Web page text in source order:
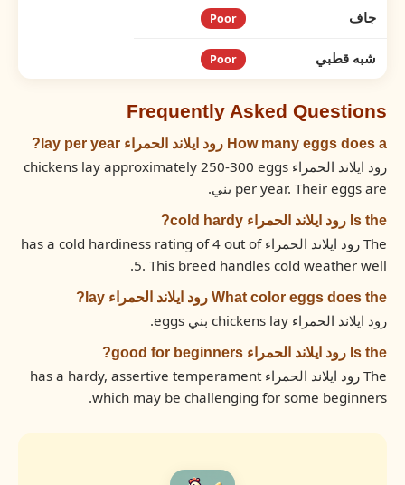
جاف Poor
شبه قطبي Poor
Frequently Asked Questions
How many eggs does a رود ايلاند الحمراء lay per year?
رود ايلاند الحمراء chickens lay approximately 250-300 eggs
per year. Their eggs are بني.
Is the رود ايلاند الحمراء cold hardy?
The رود ايلاند الحمراء has a cold hardiness rating of 4 out of
5. This breed handles cold weather well.
What color eggs does the رود ايلاند الحمراء lay?
رود ايلاند الحمراء chickens lay بني eggs.
Is the رود ايلاند الحمراء good for beginners?
The رود ايلاند الحمراء has a hardy, assertive temperament
which may be challenging for some beginners.